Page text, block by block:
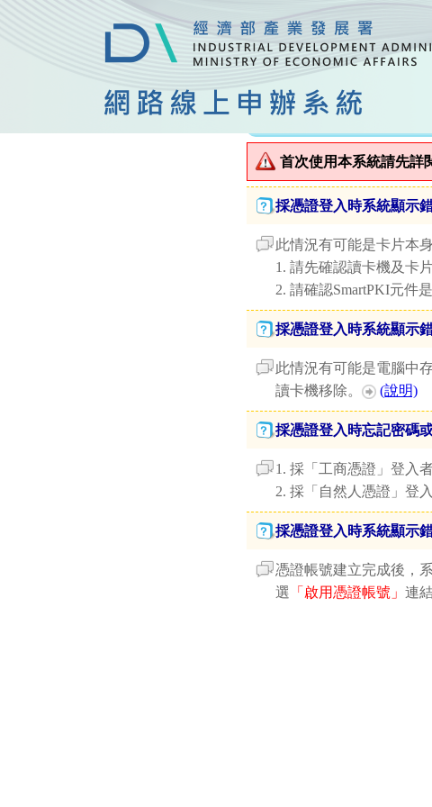
首次使用本系統請先詳
採憑證登入時系統顯示
此情況有可能是卡片本
1. 請先確認讀卡機及卡
2. 請確認SmartPKI元件
採憑證登入時系統顯示
此情況有可能是電腦中
讀卡機移除。
(說明)
採憑證登入時忘記密碼
1. 採「工商憑證」登入
2. 採「自然人憑證」登
採憑證登入時系統顯示
憑證帳號建立完成後，
選 「啟用憑證帳號」 連